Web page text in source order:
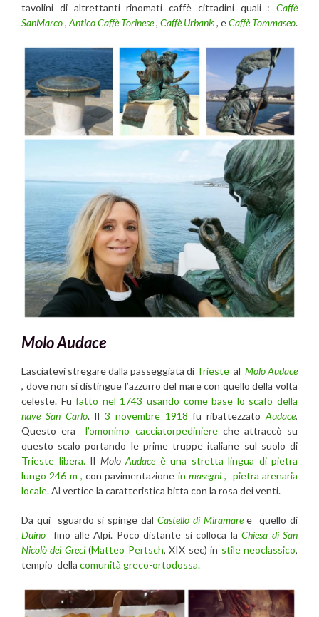
tavolini di altrettanti rinomati caffè cittadini quali : Caffè
SanMarco, Antico Caffè Torinese, Caffè Urbanis, eCaffè Tommaseo.
Molo Audace
Lasciatevi stregare dalla passeggiata di Trieste al Molo Audace
, dove non si distingue l’azzurro del mare con quello della volta
celeste. Fufatto nel 1743 usando come base lo scafo della
nave San Carlo. Il3 novembre 1918 fu ribattezzatoAudace.
Questo eral’omonimo cacciatorpediniereche attraccò su
questo scalo portando le prime truppe italiane sul suolo di
Trieste libera. Il Molo Audaceè una stretta lingua di pietra
lungo 246 m , con pavimentazione in masegni, pietra arenaria
locale.Al vertice la caratteristica bitta con la rosa dei venti.
Da qui sguardo si spinge dal Castello di Miramaree quello di
Duino fino alle Alpi. Poco distante si colloca la Chiesa di San
Nicolò dei Greci(Matteo Pertsch, XIX sec) in stile neoclassico,
tempio della comunità greco-ortodossa.